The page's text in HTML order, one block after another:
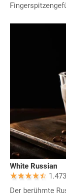
White Russian
Der berühmte